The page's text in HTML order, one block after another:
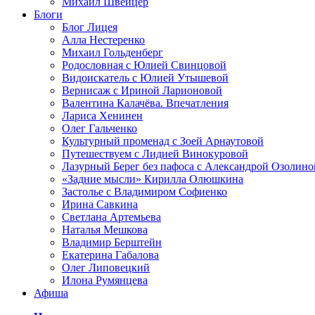
Блоги
Блог Лицея
Алла Нестеренко
Михаил Гольденберг
Родословная с Юлией Свинцовой
Видоискатель с Юлией Утышевой
Вернисаж с Ириной Ларионовой
Валентина Калачёва. Впечатления
Лариса Хенинен
Олег Гальченко
Культурный променад с Зоей Арнаутовой
Путешествуем с Лидией Винокуровой
Лазурный Берег без пафоса с Александрой
«Задние мысли» Кирилла Олюшкина
Застолье с Владимиром Софиенко
Ирина Савкина
Светлана Артемьева
Наталья Мешкова
Владимир Берштейн
Екатерина Габалова
Олег Липовецкий
Илона Румянцева
Афиша